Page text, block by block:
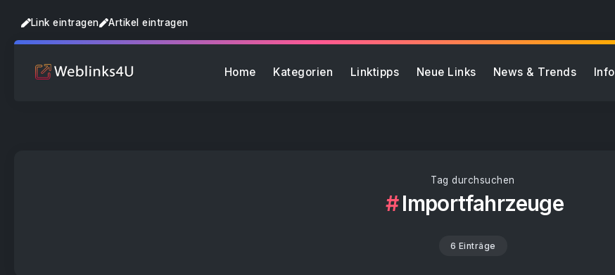
Link eintragen Artikel eintragen
Home Kategorien Linktipps Neue Links News & Trends Info
Tag durchsuchen
Importfahrzeuge
6 Einträge